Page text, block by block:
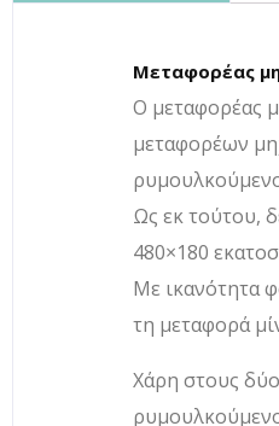
Μεταφορέας
Ο μεταφορέας
μεταφορέων
Ως εκ τούτου,
480×180
Με ικανότητα
τη μεταφορά
Χάρη στους